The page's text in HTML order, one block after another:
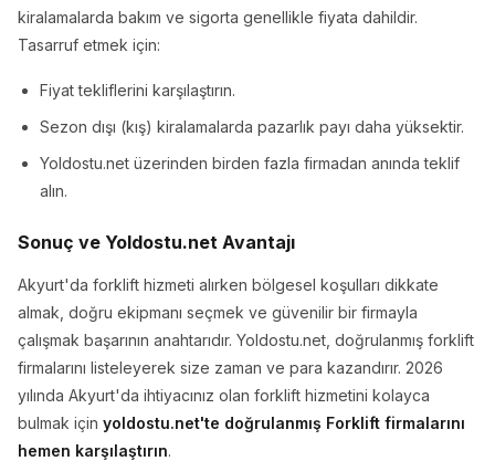
kiralamalarda bakım ve sigorta genellikle fiyata dahildir.
Tasarruf etmek için:
Fiyat tekliflerini karşılaştırın.
Sezon dışı (kış) kiralamalarda pazarlık payı daha yüksektir.
Yoldostu.net üzerinden birden fazla firmadan anında teklif
alın.
Sonuç ve Yoldostu.net Avantajı
Akyurt'da forklift hizmeti alırken bölgesel koşulları dikkate
almak, doğru ekipmanı seçmek ve güvenilir bir firmayla
çalışmak başarının anahtarıdır. Yoldostu.net, doğrulanmış forklift
firmalarını listeleyerek size zaman ve para kazandırır. 2026
yılında Akyurt'da ihtiyacınız olan forklift hizmetini kolayca
bulmak için yoldostu.net'te doğrulanmış Forklift firmalarını
hemen karşılaştırın.